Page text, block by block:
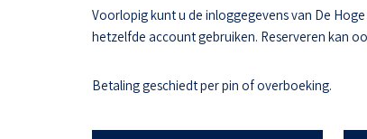
Voorlopig kunt u de inloggegevens van De
hetzelfde account gebruiken. Reserveren kan
Betaling geschiedt per pin of overboeking.